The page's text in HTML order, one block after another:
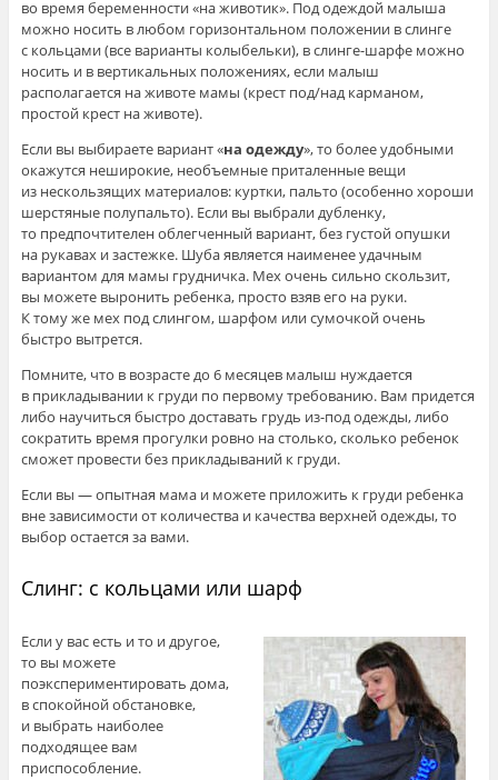
во время беременности «на животик». Под одеждой малыша
можно носить в любом горизонтальном положении в слинге
с кольцами (все варианты колыбельки), в слинге-шарфе можно
носить и в вертикальных положениях, если малыш
располагается на животе мамы (крест под/над карманом,
простой крест на животе).
Если вы выбираете вариант «на одежду», то более удобными
окажутся неширокие, необъемные приталенные вещи
из нескользящих материалов: куртки, пальто (особенно хороши
шерстяные полупальто). Если вы выбрали дубленку,
то предпочтителен облегченный вариант, без густой опушки
на рукавах и застежке. Шуба является наименее удачным
вариантом для мамы грудничка. Мех очень сильно скользит,
вы можете выронить ребенка, просто взяв его на руки.
К тому же мех под слингом, шарфом или сумочкой очень
быстро вытрется.
Помните, что в возрасте до 6 месяцев малыш нуждается
в прикладывании к груди по первому требованию. Вам придется
либо научиться быстро доставать грудь из-под одежды, либо
сократить время прогулки ровно на столько, сколько ребенок
сможет провести без прикладываний к груди.
Если вы — опытная мама и можете приложить к груди ребенка
вне зависимости от количества и качества верхней одежды, то
выбор остается за вами.
Слинг: с кольцами или шарф
Если у вас есть и то и другое,
то вы можете
поэкспериментировать дома,
в спокойной обстановке,
и выбрать наиболее
подходящее вам
приспособление.